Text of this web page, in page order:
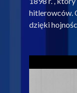
hitlerowców.
dzięki